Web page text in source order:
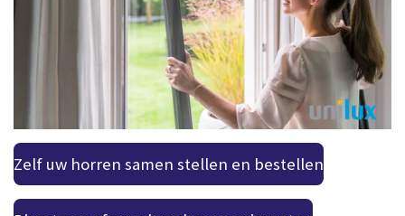
Zelf uw horren samen stellen en bestellen